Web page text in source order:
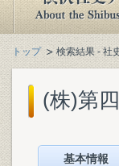
トップ 検索結果 - 社
(株)第
基本情報